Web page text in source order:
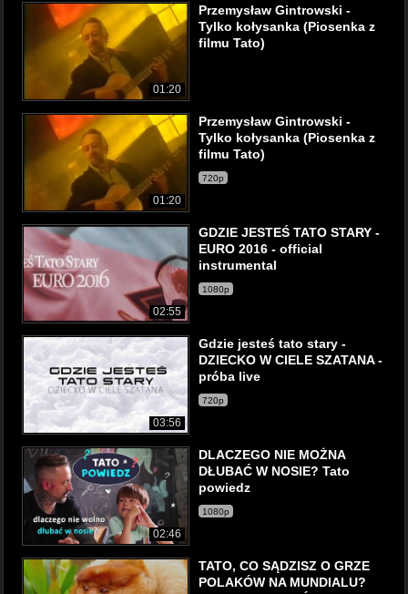
01:20
Przemysław Gintrowski -
Tylko kołysanka (Piosenka z
filmu Tato)
01:20
Przemysław Gintrowski -
Tylko kołysanka (Piosenka z
filmu Tato)
720p
02:55
GDZIE JESTEŚ TATO STARY -
EURO 2016 - official
instrumental
1080p
03:56
Gdzie jesteś tato stary -
DZIECKO W CIELE SZATANA -
próba live
720p
02:46
DLACZEGO NIE MOŻNA
DŁUBAĆ W NOSIE? Tato
powiedz
1080p
TATO, CO SĄDZISZ O GRZE
POLAKÓW NA MUNDIALU?